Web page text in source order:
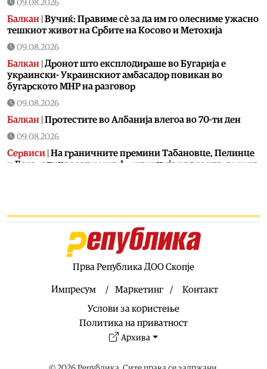
09.08.2026
Балкан Вучиќ: Правиме сè за да им го олесниме ужасно
тешкиот живот на Србите на Косово и Метохија
09.08.2026
Балкан Дронот што експлодираше во Бугарија е
украински- Украинскиот амбасадор повикан во
бугарското МНР на разговор
09.08.2026
Балкан Протестите во Албанија влегоа во 70-ти ден
09.08.2026
Сервиси На граничните премини Табановце, Пелинце
и Богородица зголемена фреквенција на возила, се чека
Марадес ги откриваат тајните на документарниот филм
Битолскиот Камерен оркестар ќе одржи
концерт на Големо Езеро на Пелистер
полувреме“ во рамки на киното на отворено
Дел од граѓаните месецов ќе имаат уште еден
Прва Република ДОО Скопје
Импресум Маркетинг
Контакт
Услови за користење
Политика на приватност
Архива